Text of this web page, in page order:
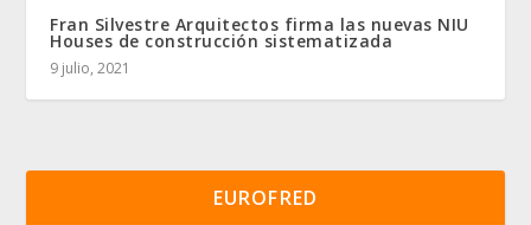
Fran Silvestre Arquitectos firma las nuevas NIU
Houses de construcción sistematizada
9 julio, 2021
EUROFRED